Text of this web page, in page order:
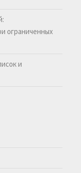
ограниченных
и